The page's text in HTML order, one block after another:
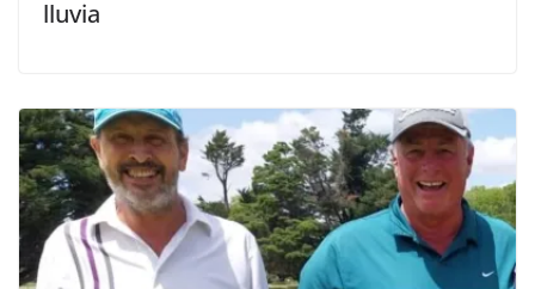
lluvia